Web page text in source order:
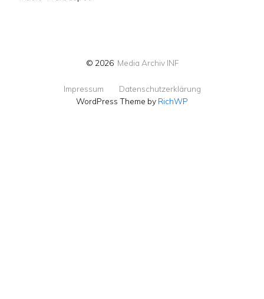
© 2026 Media Archiv INF
Impressum
Datenschutzerklärung
WordPress Theme by RichWP